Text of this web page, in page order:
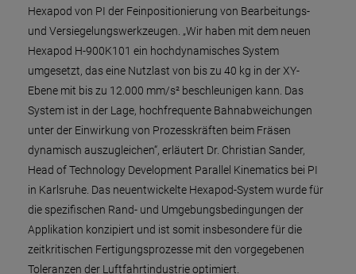
Hexapod von PI der Feinpositionierung von Bearbeitungs-
und Versiegelungswerkzeugen. „Wir haben mit dem neuen
Hexapod H-900K101 ein hochdynamisches System
umgesetzt, das eine Nutzlast von bis zu 40 kg in der XY-
Ebene mit bis zu 12.000 mm/s² beschleunigen kann. Das
System ist in der Lage, hochfrequente Bahnabweichungen
unter der Einwirkung von Prozesskräften beim Fräsen
dynamisch auszugleichen“, erläutert Dr. Christian Sander,
Head of Technology Development Parallel Kinematics bei PI
in Karlsruhe. Das neuentwickelte Hexapod-System wurde für
die spezifischen Rand- und Umgebungsbedingungen der
Applikation konzipiert und ist somit insbesondere für die
zeitkritischen Fertigungsprozesse mit den vorgegebenen
Toleranzen der Luftfahrtindustrie optimiert.